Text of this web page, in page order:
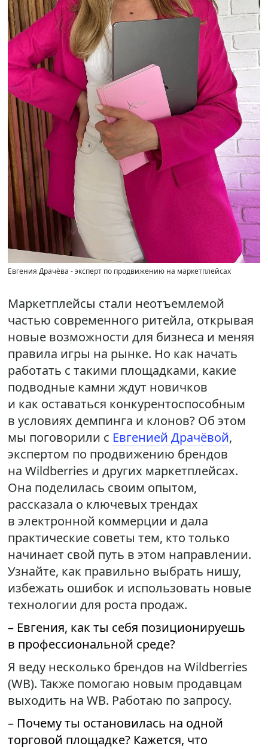
Евгения Драчёва - эксперт по продвижению на маркетплейсах
Маркетплейсы стали неотъемлемой
частью современного ритейла, открывая
новые возможности для бизнеса и меняя
правила игры на рынке. Но как начать
работать с такими площадками, какие
подводные камни ждут новичков
и как оставаться конкурентоспособным
в условиях демпинга и клонов? Об этом
мы поговорили с Евгенией Драчёвой,
экспертом по продвижению брендов
на Wildberries и других маркетплейсах.
Она поделилась своим опытом,
рассказала о ключевых трендах
в электронной коммерции и дала
практические советы тем, кто только
начинает свой путь в этом направлении.
Узнайте, как правильно выбрать нишу,
избежать ошибок и использовать новые
технологии для роста продаж.
– Евгения, как ты себя позиционируешь
в профессиональной среде?
Я веду несколько брендов на Wildberries
(WB). Также помогаю новым продавцам
выходить на WB. Работаю по запросу.
– Почему ты остановилась на одной
торговой площадке? Кажется, что